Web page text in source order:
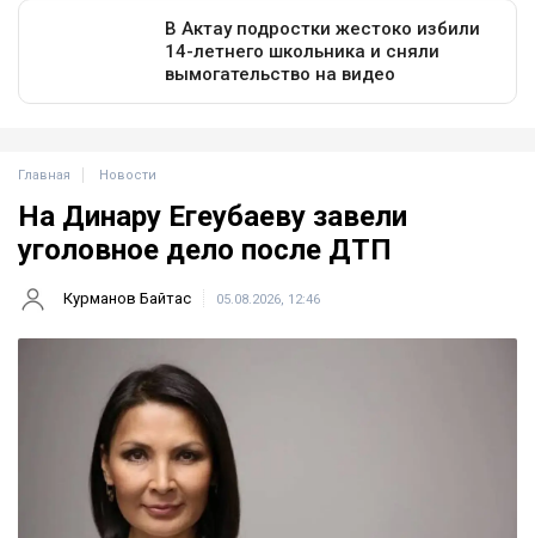
Главная Новости
На Динару Егеубаеву завели
уголовное дело после ДТП
Курманов Байтас 05.08.2026, 12:46